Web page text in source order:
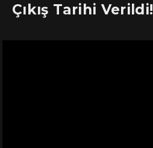
Çıkış Tarihi Verildi!